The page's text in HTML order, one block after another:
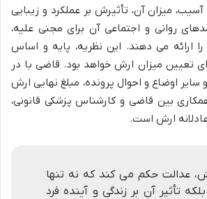
میزان آن، تأثیرش بر عملکرد و زیبایی
روانی و اجتماعی آن برای مجنی علیه،
ارائه می دهند. این نظریه، پایه و اساس
تعیین میزان ارش خواهد بود. قاضی با در
سایر اوضاع و احوال پرونده، مبلغ نهایی ارش
بین قاضی و کارشناس پزشکی قانونی،
ارش است.
عدالت حکم می کند که نه تنها
تأثیر آن بر زندگی و آینده فرد